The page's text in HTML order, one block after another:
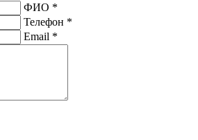
ФИО *
Телефон *
Email *